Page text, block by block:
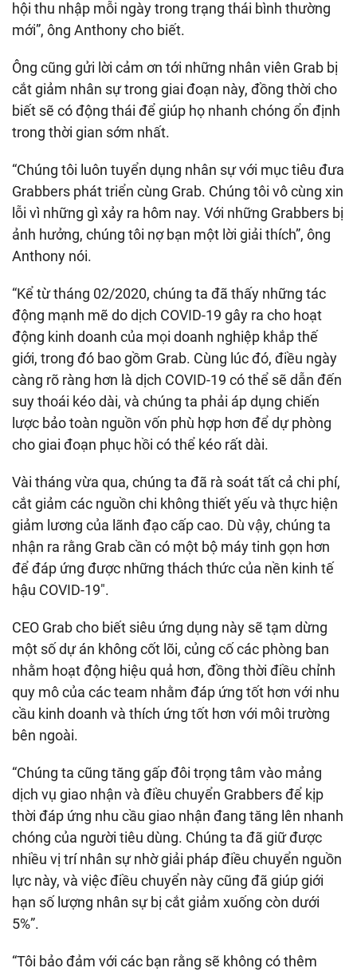
hội thu nhập mỗi ngày trong trạng thái bình thường
mới”, ông Anthony cho biết.
Ông cũng gửi lời cảm ơn tới những nhân viên Grab bị
cắt giảm nhân sự trong giai đoạn này, đồng thời cho
biết sẽ có động thái để giúp họ nhanh chóng ổn định
trong thời gian sớm nhất.
“Chúng tôi luôn tuyển dụng nhân sự với mục tiêu đưa
Grabbers phát triển cùng Grab. Chúng tôi vô cùng xin
lỗi vì những gì xảy ra hôm nay. Với những Grabbers bị
ảnh hưởng, chúng tôi nợ bạn một lời giải thích”, ông
Anthony nói.
“Kể từ tháng 02/2020, chúng ta đã thấy những tác
động mạnh mẽ do dịch COVID-19 gây ra cho hoạt
động kinh doanh của mọi doanh nghiệp khắp thế
giới, trong đó bao gồm Grab. Cùng lúc đó, điều ngày
càng rõ ràng hơn là dịch COVID-19 có thể sẽ dẫn đến
suy thoái kéo dài, và chúng ta phải áp dụng chiến
lược bảo toàn nguồn vốn phù hợp hơn để dự phòng
cho giai đoạn phục hồi có thể kéo rất dài.
Vài tháng vừa qua, chúng ta đã rà soát tất cả chi phí,
cắt giảm các nguồn chi không thiết yếu và thực hiện
giảm lương của lãnh đạo cấp cao. Dù vậy, chúng ta
nhận ra rằng Grab cần có một bộ máy tinh gọn hơn
để đáp ứng được những thách thức của nền kinh tế
hậu COVID-19″.
CEO Grab cho biết siêu ứng dụng này sẽ tạm dừng
một số dự án không cốt lõi, củng cố các phòng ban
nhằm hoạt động hiệu quả hơn, đồng thời điều chỉnh
quy mô của các team nhằm đáp ứng tốt hơn với nhu
cầu kinh doanh và thích ứng tốt hơn với môi trường
bên ngoài.
“Chúng ta cũng tăng gấp đôi trọng tâm vào mảng
dịch vụ giao nhận và điều chuyển Grabbers để kịp
thời đáp ứng nhu cầu giao nhận đang tăng lên nhanh
chóng của người tiêu dùng. Chúng ta đã giữ được
nhiều vị trí nhân sự nhờ giải pháp điều chuyển nguồn
lực này, và việc điều chuyển này cũng đã giúp giới
hạn số lượng nhân sự bị cắt giảm xuống còn dưới
5%”.
“Tôi bảo đảm với các bạn rằng sẽ không có thêm